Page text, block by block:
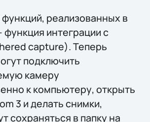
реализованных в
функция интеграции с
capture). Теперь
подключить
камеру
к компьютеру, открыть
3 и делать снимки,
сохраняться в папку на